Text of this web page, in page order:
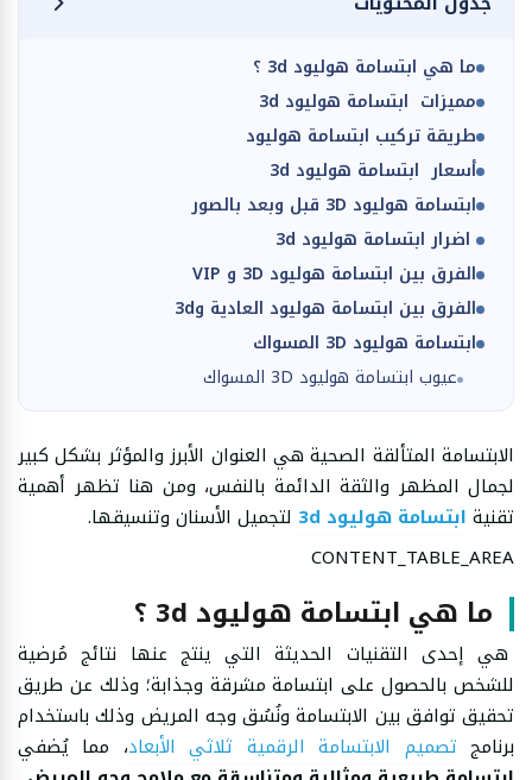
ما هي ابتسامة هوليود 3d ؟
مميزات ابتسامة هوليود 3d
طريقة تركيب ابتسامة هوليود
أسعار ابتسامة هوليود 3d
ابتسامة هوليود 3D قبل وبعد بالصور
اضرار ابتسامة هوليود 3d
الفرق بين ابتسامة هوليود 3D و VIP
الفرق بين ابتسامة هوليود العادية و3d
ابتسامة هوليود 3D المسواك
عيوب ابتسامة هوليود 3D المسواك
الابتسامة المتألقة الصحية هي العنوان الأبرز والمؤثر بشكل كبير
لجمال المظهر والثقة الدائمة بالنفس، ومن هنا تظهر أهمية
تقنية ابتسامة هوليود 3d
لتجميل الأسنان وتنسيقها.
CONTENT_TABLE_AREA
ما هي ابتسامة هوليود 3d ؟
هي إحدى التقنيات الحديثة التي ينتج عنها نتائج مُرضية
للشخص بالحصول على ابتسامة مشرقة وجذابة؛ وذلك عن طريق
تحقيق توافق بين الابتسامة ونُسُق وجه المريض وذلك باستخدام
برنامج تصميم الابتسامة الرقمية ثلاثي الأبعاد، مما يُضفي